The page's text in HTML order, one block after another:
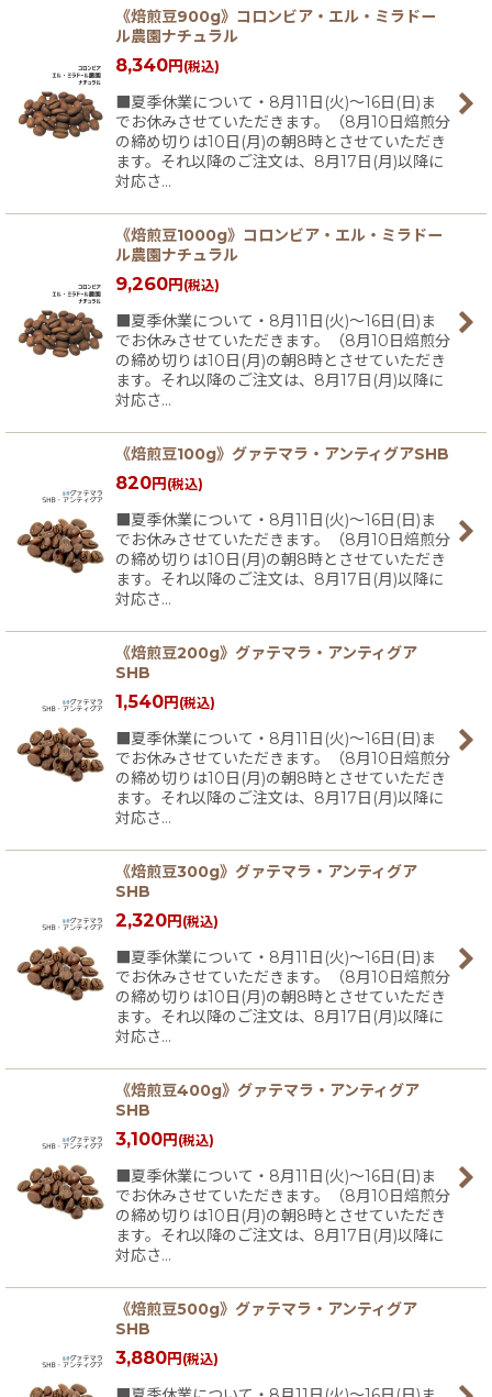
《焙煎豆900g》コロンビア・エル・ミラドー
ル農園ナチュラル
8,340円 (税込)
■夏季休業について・8月11日(火)〜16日(日)ま
でお休みさせていただきます。（8月10日焙煎分
の締め切りは10日(月)の朝8時とさせていただき
ます。それ以降のご注文は、8月17日(月)以降に
対応さ…
《焙煎豆1000g》コロンビア・エル・ミラドー
ル農園ナチュラル
9,260円 (税込)
■夏季休業について・8月11日(火)〜16日(日)ま
でお休みさせていただきます。（8月10日焙煎分
の締め切りは10日(月)の朝8時とさせていただき
ます。それ以降のご注文は、8月17日(月)以降に
対応さ…
《焙煎豆100g》グァテマラ・アンティグアSHB
820円 (税込)
■夏季休業について・8月11日(火)〜16日(日)ま
でお休みさせていただきます。（8月10日焙煎分
の締め切りは10日(月)の朝8時とさせていただき
ます。それ以降のご注文は、8月17日(月)以降に
対応さ…
《焙煎豆200g》グァテマラ・アンティグア
SHB
1,540円 (税込)
■夏季休業について・8月11日(火)〜16日(日)ま
でお休みさせていただきます。（8月10日焙煎分
の締め切りは10日(月)の朝8時とさせていただき
ます。それ以降のご注文は、8月17日(月)以降に
対応さ…
《焙煎豆300g》グァテマラ・アンティグア
SHB
2,320円 (税込)
■夏季休業について・8月11日(火)〜16日(日)ま
でお休みさせていただきます。（8月10日焙煎分
の締め切りは10日(月)の朝8時とさせていただき
ます。それ以降のご注文は、8月17日(月)以降に
対応さ…
《焙煎豆400g》グァテマラ・アンティグア
SHB
3,100円 (税込)
■夏季休業について・8月11日(火)〜16日(日)ま
でお休みさせていただきます。（8月10日焙煎分
の締め切りは10日(月)の朝8時とさせていただき
ます。それ以降のご注文は、8月17日(月)以降に
対応さ…
《焙煎豆500g》グァテマラ・アンティグア
SHB
3,880円 (税込)